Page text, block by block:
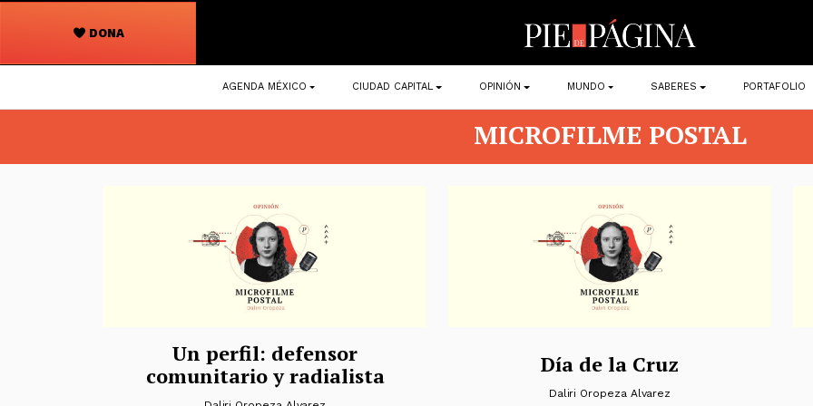
DONA
Navegación
principal
AGENDA MÉXICO CIUDAD CAPITAL OPINIÓN MUNDO SABERES PORTAFOLIO
MICROFILME POSTAL
Un perfil: defensor
comunitario y radialista
Día de la Cruz
Daliri Oropeza Alvarez